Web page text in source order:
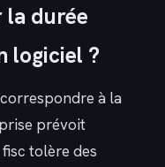
durée
logiciel ?
à la
prévoit
tolère des